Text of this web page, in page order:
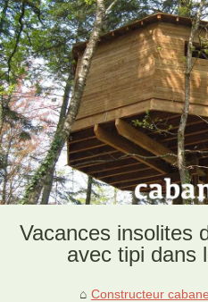
Vacances insolites
avec tipi dans
Constructeur